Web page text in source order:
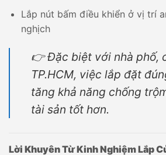
Lắp nút bấm điều khiển ở vị trí
nghịch
👉 Đặc biệt với nhà phố,
TP.HCM, việc lắp đặt
tăng khả năng chống
tài sản tốt hơn.
Lời Khuyên Từ Kinh Nghiệm Lắp